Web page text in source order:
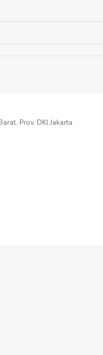
Prov. DKI Jakarta